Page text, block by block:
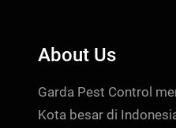
About Us
Garda Pest Control
Kota besar di